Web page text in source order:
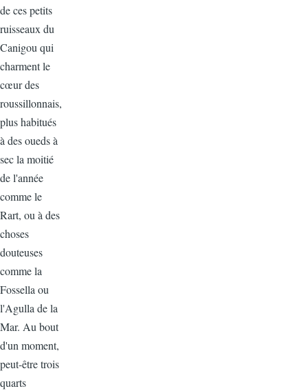
de ces petits
ruisseaux du
Canigou qui
charment le
cœur des
roussillonnais,
plus habitués
à des oueds à
sec la moitié
de l'année
comme le
Rart, ou à des
choses
douteuses
comme la
Fossella ou
l'Agulla de la
Mar. Au bout
d'un moment,
peut-être trois
quarts